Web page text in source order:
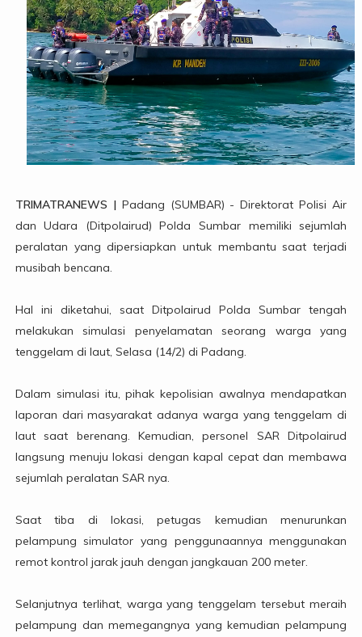
TRIMATRANEWS | Padang (SUMBAR) - Direktorat Polisi Air
dan Udara (Ditpolairud) Polda Sumbar memiliki sejumlah
peralatan yang dipersiapkan untuk membantu saat terjadi
musibah bencana.
Hal ini diketahui, saat Ditpolairud Polda Sumbar tengah
melakukan simulasi penyelamatan seorang warga yang
tenggelam di laut, Selasa (14/2) di Padang.
Dalam simulasi itu, pihak kepolisian awalnya mendapatkan
laporan dari masyarakat adanya warga yang tenggelam di
laut saat berenang. Kemudian, personel SAR Ditpolairud
langsung menuju lokasi dengan kapal cepat dan membawa
sejumlah peralatan SAR nya.
Saat tiba di lokasi, petugas kemudian menurunkan
pelampung simulator yang penggunaannya menggunakan
remot kontrol jarak jauh dengan jangkauan 200 meter.
Selanjutnya terlihat, warga yang tenggelam tersebut meraih
pelampung dan memegangnya yang kemudian pelampung